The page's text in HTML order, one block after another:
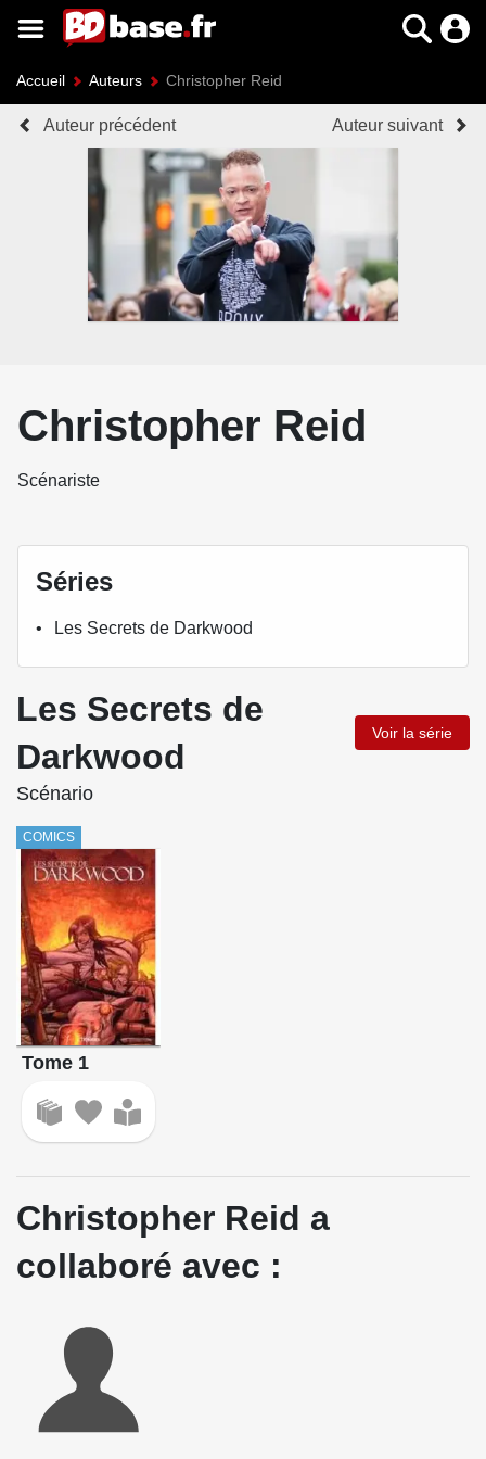
Accueil Auteurs Christopher Reid
Auteur précédent Auteur suivant
Christopher Reid
Scénariste
Séries
Les Secrets de Darkwood
Les Secrets de
Darkwood
Voir la série
Scénario
COMICS
Tome 1
Christopher Reid a
collaboré avec :